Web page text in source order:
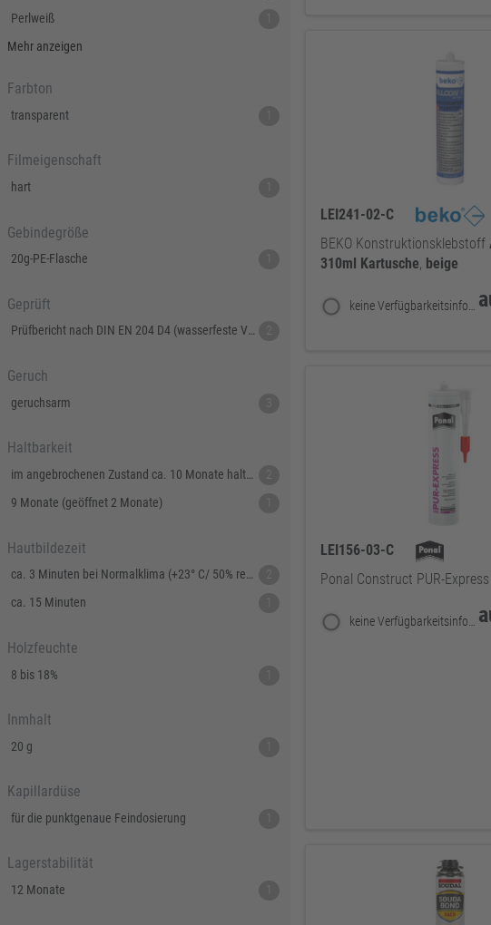
Perlweiß
transparent
Mehr anzeigen
Farbton
transparent
Filmeigenschaft
hart
Gebindegröße
20g-PE-Flasche
Geprüft
Prüfbericht nach DIN EN 204 D4 (wasserfeste Verleimung), gemäß WATT 91 (+80° C) 2
Geruch
geruchsarm 3
Haltbarkeit
im angebrochenen Zustand ca. 10 Monate haltbar, ungeöffnet ca. 1½ Jahre haltbar
2
9 Monate (geöffnet 2 Monate)
Hautbildezeit
ca. 3 Minuten bei Normalklima (+23° C/ 50% relative Luftfeuchte)
2
ca. 15 Minuten
Holzfeuchte
8 bis 18%
Inmhalt
20 g
Kapillardüse
für die punktgenaue Feindosierung
Lagerstabilität
12 Monate
LEI241-02-C
BEKO Konstruktionsklebstoff
310ml Kartusche, beige
keine Verfügbarkeitsinformationen
LEI156-03-C
Ponal Construct PUR-
keine Verfügbarkeitsinformationen